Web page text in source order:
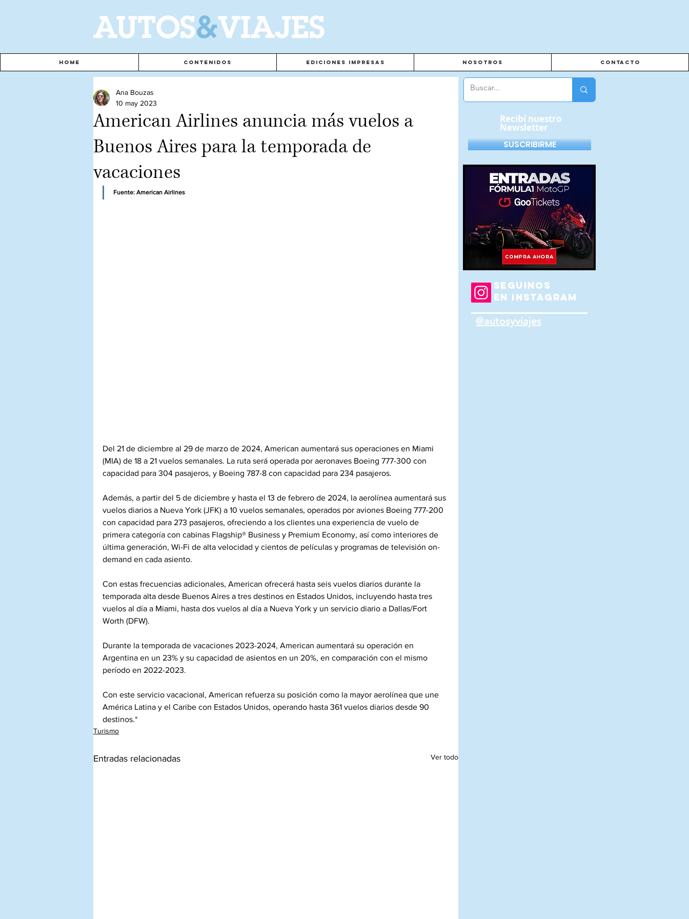
AUTOS&VIAJES
Home Contenidos Ediciones Impresas Nosotros Contacto
American Airlines anuncia más vuelos a
Buenos Aires para la temporada de
vacaciones
Ana Bouzas
10 may 2023
Fuente: American Airlines
Del 21 de diciembre al 29 de marzo de 2024, American aumentará sus operaciones en Miami
(MIA) de 18 a 21 vuelos semanales. La ruta será operada por aeronaves Boeing 777-300 con
capacidad para 304 pasajeros, y Boeing 787-8 con capacidad para 234 pasajeros.
Además, a partir del 5 de diciembre y hasta el 13 de febrero de 2024, la aerolínea aumentará sus
vuelos diarios a Nueva York (JFK) a 10 vuelos semanales, operados por aviones Boeing 777-200
con capacidad para 273 pasajeros, ofreciendo a los clientes una experiencia de vuelo de
primera categoría con cabinas Flagship® Business y Premium Economy, así como interiores de
última generación, Wi-Fi de alta velocidad y cientos de películas y programas de televisión on-
demand en cada asiento.
Con estas frecuencias adicionales, American ofrecerá hasta seis vuelos diarios durante la
temporada alta desde Buenos Aires a tres destinos en Estados Unidos, incluyendo hasta tres
vuelos al día a Miami, hasta dos vuelos al día a Nueva York y un servicio diario a Dallas/Fort
Worth (DFW).
Durante la temporada de vacaciones 2023-2024, American aumentará su operación en
Argentina en un 23% y su capacidad de asientos en un 20%, en comparación con el mismo
período en 2022-2023.
Con este servicio vacacional, American refuerza su posición como la mayor aerolínea que une
América Latina y el Caribe con Estados Unidos, operando hasta 361 vuelos diarios desde 90
destinos.*
Turismo
Entradas relacionadas Ver todo
SEGUINOS
EN INSTAGRAM
@autosyviajes
Recibí nuestro
Newsletter
SUSCRIBIRME